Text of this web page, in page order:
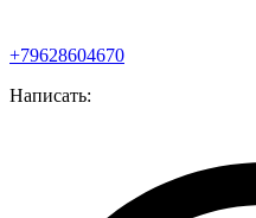
+79628604670
Написать: